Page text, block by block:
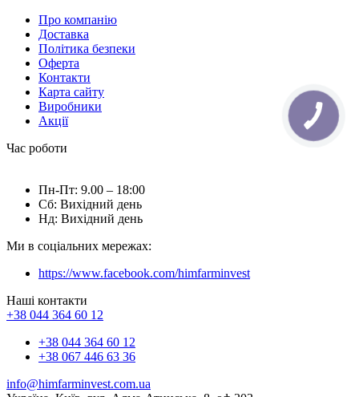
Про компанію
Доставка
Політика безпеки
Оферта
Контакти
Карта сайту
Виробники
Акції
Час роботи
Пн-Пт: 9.00 – 18:00
Сб: Вихідний день
Нд: Вихідний день
Ми в соціальних мережах:
https://www.facebook.com/himfarminvest
Наші контакти
+38 044 364 60 12
+38 044 364 60 12
+38 067 446 63 36
info@himfarminvest.com.ua